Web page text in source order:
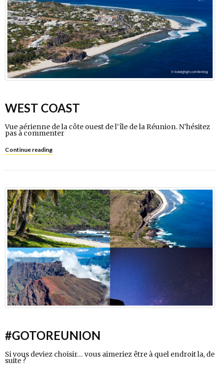
WEST COAST
Vue aérienne de la côte ouest de l’île de la Réunion. N’hésitez
pas à commenter
Continue reading
#GOTOREUNION
Si vous deviez choisir… vous aimeriez être à quel endroit la, de
suite ?